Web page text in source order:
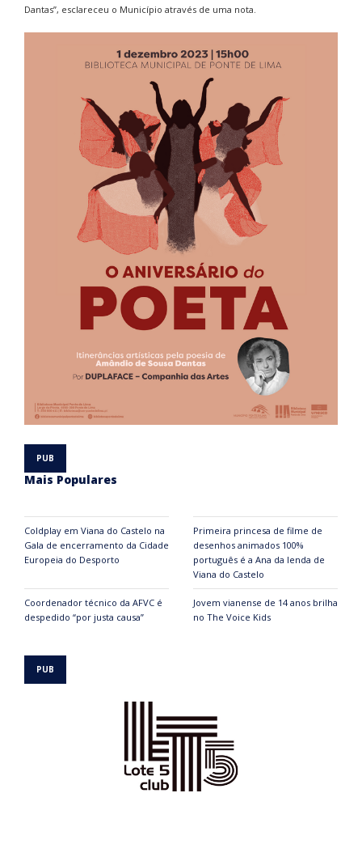
Dantas”, esclareceu o Município através de uma nota.
Mais Populares
Coldplay em Viana do Castelo na
Gala de encerramento da Cidade
Europeia do Desporto
Primeira princesa de filme de
desenhos animados 100%
português é a Ana da lenda de
Viana do Castelo
Coordenador técnico da AFVC é
despedido “por justa causa”
Jovem vianense de 14 anos brilha
no The Voice Kids